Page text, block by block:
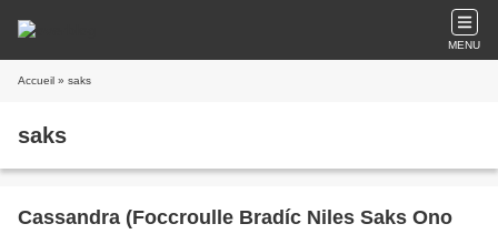
MENU
Accueil » saks
saks
Cassandra (Foccroulle Bradíc Niles Saks Ono